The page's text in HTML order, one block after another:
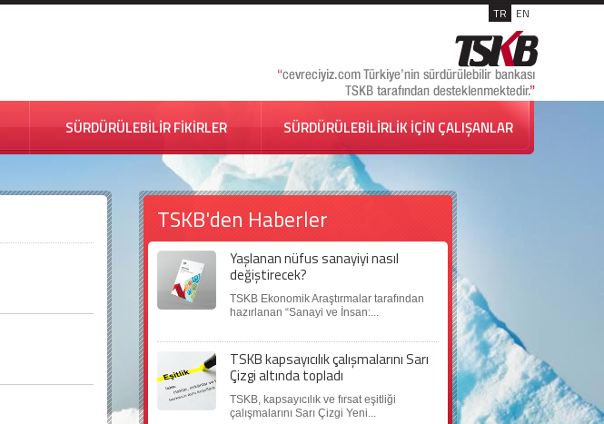
TR EN
SÜRDÜRÜLEBİLİR FİKİRLER SÜRDÜRÜLEBİLİRLİK İÇİN ÇALIŞANLAR
TSKB'den Haberler
Yaşlanan nüfus sanayiyi nasıl
değiştirecek?
TSKB Ekonomik Araştırmalar tarafından
hazırlanan “Sanayi ve İnsan:...
TSKB kapsayıcılık çalışmalarını Sarı
Çizgi altında topladı
TSKB, kapsayıcılık ve fırsat eşitliği
çalışmalarını Sarı Çizgi Yeni...